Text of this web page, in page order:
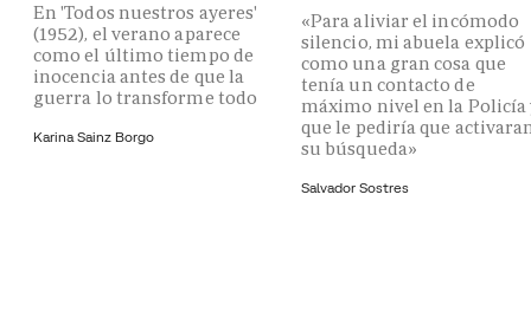
En 'Todos nuestros ayeres'
(1952), el verano aparece
como el último tiempo de
inocencia antes de que la
guerra lo transforme todo
Karina Sainz Borgo
«Para aliviar el incómodo
silencio, mi abuela explicó
como una gran cosa que
tenía un contacto de
máximo nivel en la Policía
que le pediría que
su búsqueda»
Salvador Sostres